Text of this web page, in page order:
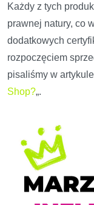
Każdy z tych
prawnej natury, co
dodatkowych
rozpoczęciem
pisaliśmy w artykule
Shop?„.